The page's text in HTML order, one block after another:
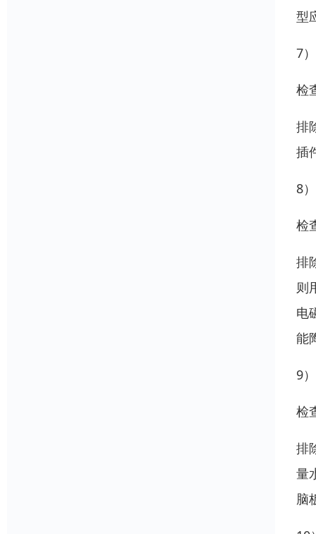
型
7
检
排
插
8
检
排
则
电
能
9
检
排
量
脑